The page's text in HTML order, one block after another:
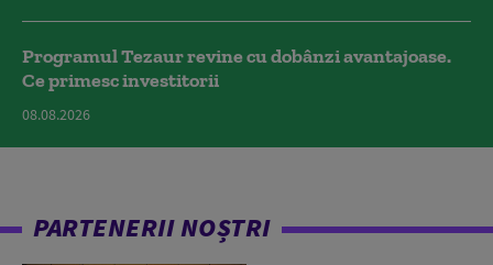
Programul Tezaur revine cu dobânzi avantajoase.
Ce primesc investitorii
08.08.2026
PARTENERII NOȘTRI